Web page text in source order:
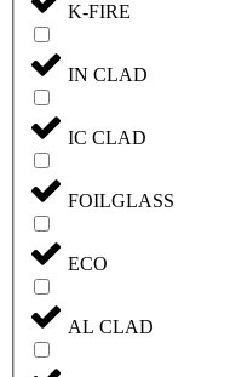
K-FIRE
IN CLAD
IC CLAD
FOILGLASS
ECO
AL CLAD